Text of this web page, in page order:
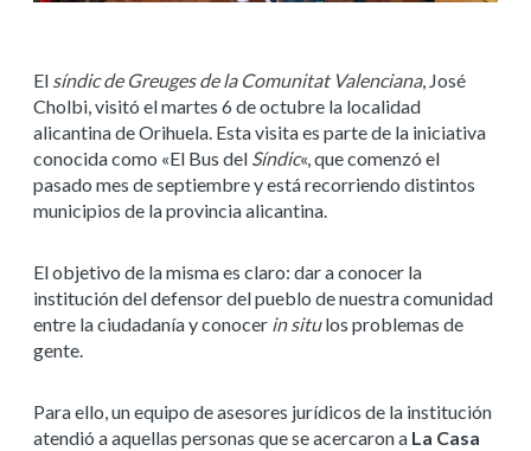
El síndic de Greuges de la Comunitat Valenciana, José
Cholbi, visitó el martes 6 de octubre la localidad
alicantina de Orihuela. Esta visita es parte de la iniciativa
conocida como «El Bus del Síndic«, que comenzó el
pasado mes de septiembre y está recorriendo distintos
municipios de la provincia alicantina.
El objetivo de la misma es claro: dar a conocer la
institución del defensor del pueblo de nuestra comunidad
entre la ciudadanía y conocer in situlos problemas de
gente.
Para ello, un equipo de asesores jurídicos de la institución
atendió a aquellas personas que se acercaron a La Casa